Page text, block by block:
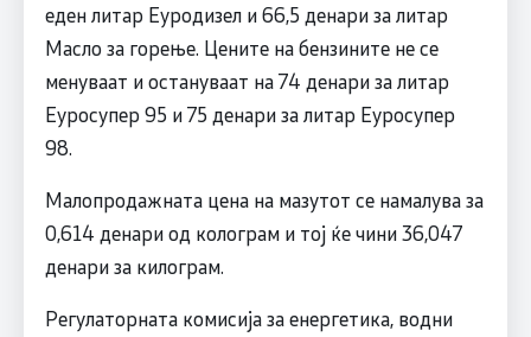
еден литар Еуродизел и 66,5 денари за литар
Масло за горење. Цените на бензините не се
менуваат и остануваат на 74 денари за литар
Еуросупер 95 и 75 денари за литар Еуросупер
98.
Малопродажната цена на мазутот се намалува за
0,614 денари од колограм и тој ќе чини 36,047
денари за килограм.
Регулаторната комисија за енергетика, водни